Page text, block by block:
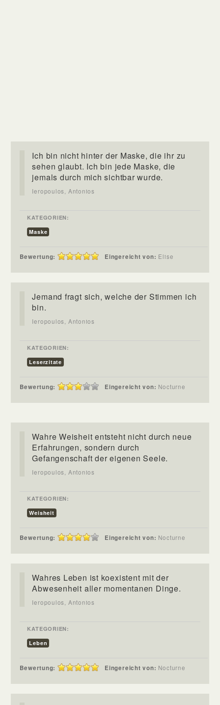
Ich bin nicht hinter der Maske, die ihr zu
sehen glaubt. Ich bin jede Maske, die
jemals durch mich sichtbar wurde.
Ieropoulos, Antonios
KATEGORIEN:
Maske
Bewertung: Eingereicht von: Elise
Jemand fragt sich, welche der Stimmen ich
bin.
Ieropoulos, Antonios
KATEGORIEN:
Leserzitate
Bewertung: Eingereicht von: Nocturne
Wahre Weisheit entsteht nicht durch neue
Erfahrungen, sondern durch
Gefangenschaft der eigenen Seele.
Ieropoulos, Antonios
KATEGORIEN:
Weisheit
Bewertung: Eingereicht von: Nocturne
Wahres Leben ist koexistent mit der
Abwesenheit aller momentanen Dinge.
Ieropoulos, Antonios
KATEGORIEN:
Leben
Bewertung: Eingereicht von: Nocturne